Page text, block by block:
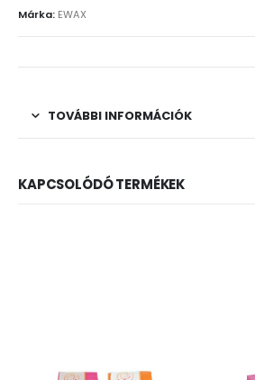
Márka: EWAX
TOVÁBBI INFORMÁCIÓK
KAPCSOLÓDÓ TERMÉKEK